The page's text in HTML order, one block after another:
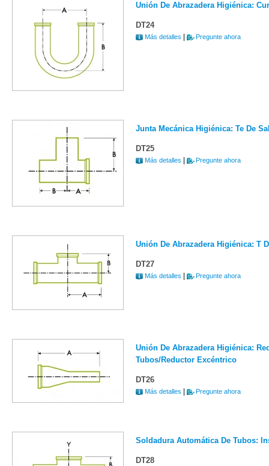
Unión De Abrazadera Higiénica:
DT24
Más detalles Pregunte ahora
Junta Mecánica Higiénica: Te De
DT25
Más detalles Pregunte ahora
Unión De Abrazadera Higiénica: T
DT27
Más detalles | Pregunte ahora
Unión De Abrazadera Higiénica:
Tubos/reductor Excéntrico
DT26
Más detalles Pregunte ahora
Soldadura Automática De Tubos:
DT28